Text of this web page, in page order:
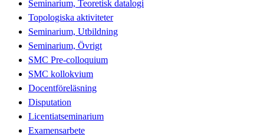
Seminarium, Teoretisk datalogi
Topologiska aktiviteter
Seminarium, Utbildning
Seminarium, Övrigt
SMC Pre-colloquium
SMC kollokvium
Docentföreläsning
Disputation
Licentiatseminarium
Examensarbete